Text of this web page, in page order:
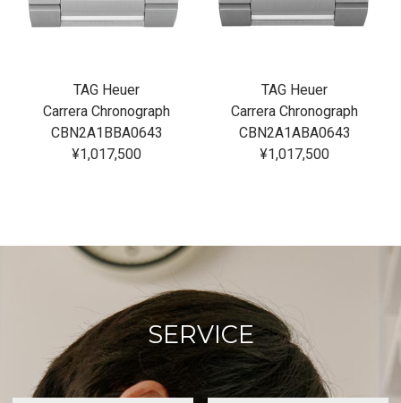
TAG Heuer
Carrera Chronograph
CBN2A1BBA0643
¥1,017,500
TAG Heuer
Carrera Chronograph
CBN2A1ABA0643
¥1,017,500
SERVICE